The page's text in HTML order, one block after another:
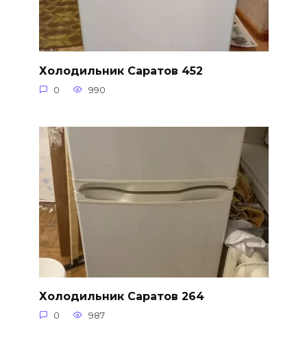
Холодильник Саратов 452
0 990
Холодильник Саратов 264
0 987